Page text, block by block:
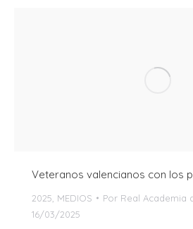
Veteranos valencianos con los
2025 MEDIOS Por Real Academia
16/03/2025